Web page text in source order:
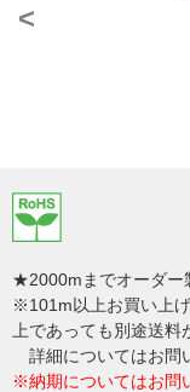
<
★2000mまでオーダー
※101m以上お買い上
上であっても別途送料
詳細についてはお問
※納期についてはお問